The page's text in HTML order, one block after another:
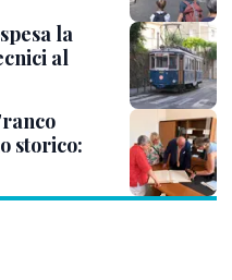
la
al
storico: